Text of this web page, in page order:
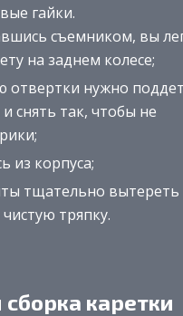
гайки.
съемником, вы
на заднем колесе;
нужно
снять так, чтобы не
из корпуса;
тщательно вытереть
тряпку.
каретки